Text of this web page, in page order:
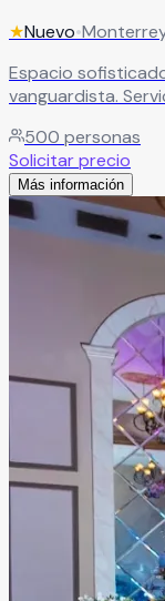
★Nuevo•
Espacio
vanguardista.
Leer más
500 personas
Solicitar precio
Más información